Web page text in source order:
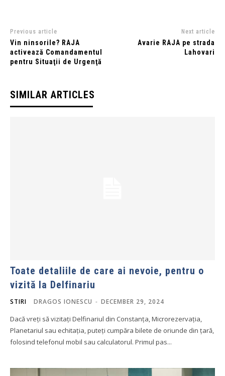
Previous article
Vin ninsorile? RAJA
activează Comandamentul
pentru Situaţii de Urgenţă
Next article
Avarie RAJA pe strada
Lahovari
SIMILAR ARTICLES
Toate detaliile de care ai nevoie, pentru o
vizită la Delfinariu
STIRI DRAGOS IONESCU - DECEMBER 29, 2024
Dacă vreți să vizitați Delfinariul din Constanța, Microrezervația,
Planetariul sau echitația, puteți cumpăra bilete de oriunde din țară,
folosind telefonul mobil sau calculatorul. Primul pas...